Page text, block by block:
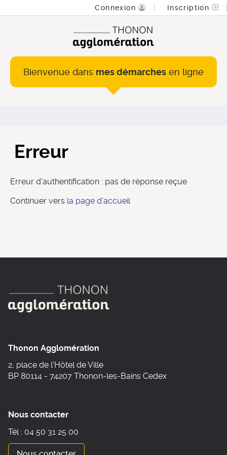
Connexion Inscription
Bienvenue dans mes démarches en ligne
Erreur
Erreur d’authentification : pas de réponse reçue
Continuer vers la page d’accueil
Thonon Agglomération
2, place de l'Hôtel de Ville
BP 80114 - 74207 Thonon-les-Bains Cedex
Nous contacter
Tél : 04 50 31 25 00